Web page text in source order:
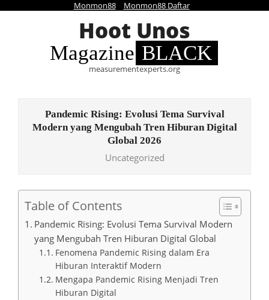
Monmon88 Monmon88 Daftar
Hoot Unos
Magazine BLACK
measurementexperts.org
Pandemic Rising: Evolusi Tema Survival
Modern yang Mengubah Tren Hiburan Digital
Global 2026
Uncategorized
Table of Contents
Pandemic Rising: Evolusi Tema Survival Modern
yang Mengubah Tren Hiburan Digital Global
Fenomena Pandemic Rising dalam Era
Hiburan Interaktif Modern
Mengapa Pandemic Rising Menjadi Tren
Hiburan Digital